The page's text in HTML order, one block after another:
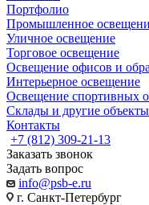
Портфолио
Промышленное
Уличное освещение
Торговое освещение
Освещение офисов и
Интерьерное освещение
Освещение спортивных
Склады и другие объекты
Контакты
+7 (812) 309-21-13
Заказать звонок
Задать вопрос
info@psb-e.ru
г. Санкт-Петербург